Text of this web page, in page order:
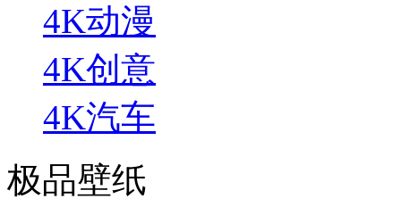
4K动漫
4K创意
4K汽车
极品壁纸